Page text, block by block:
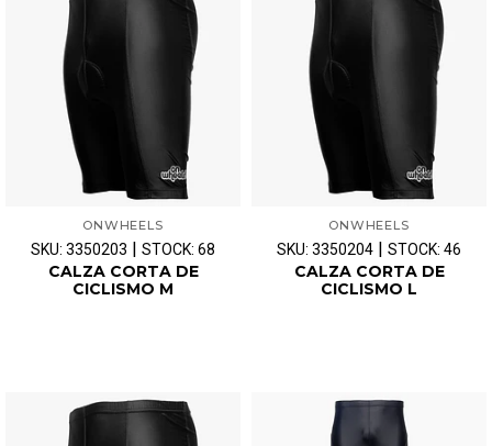
ONWHEELS
SKU: 3350203 | STOCK: 68
CALZA CORTA DE
CICLISMO M
ONWHEELS
SKU: 3350204 | STOCK: 46
CALZA CORTA DE
CICLISMO L